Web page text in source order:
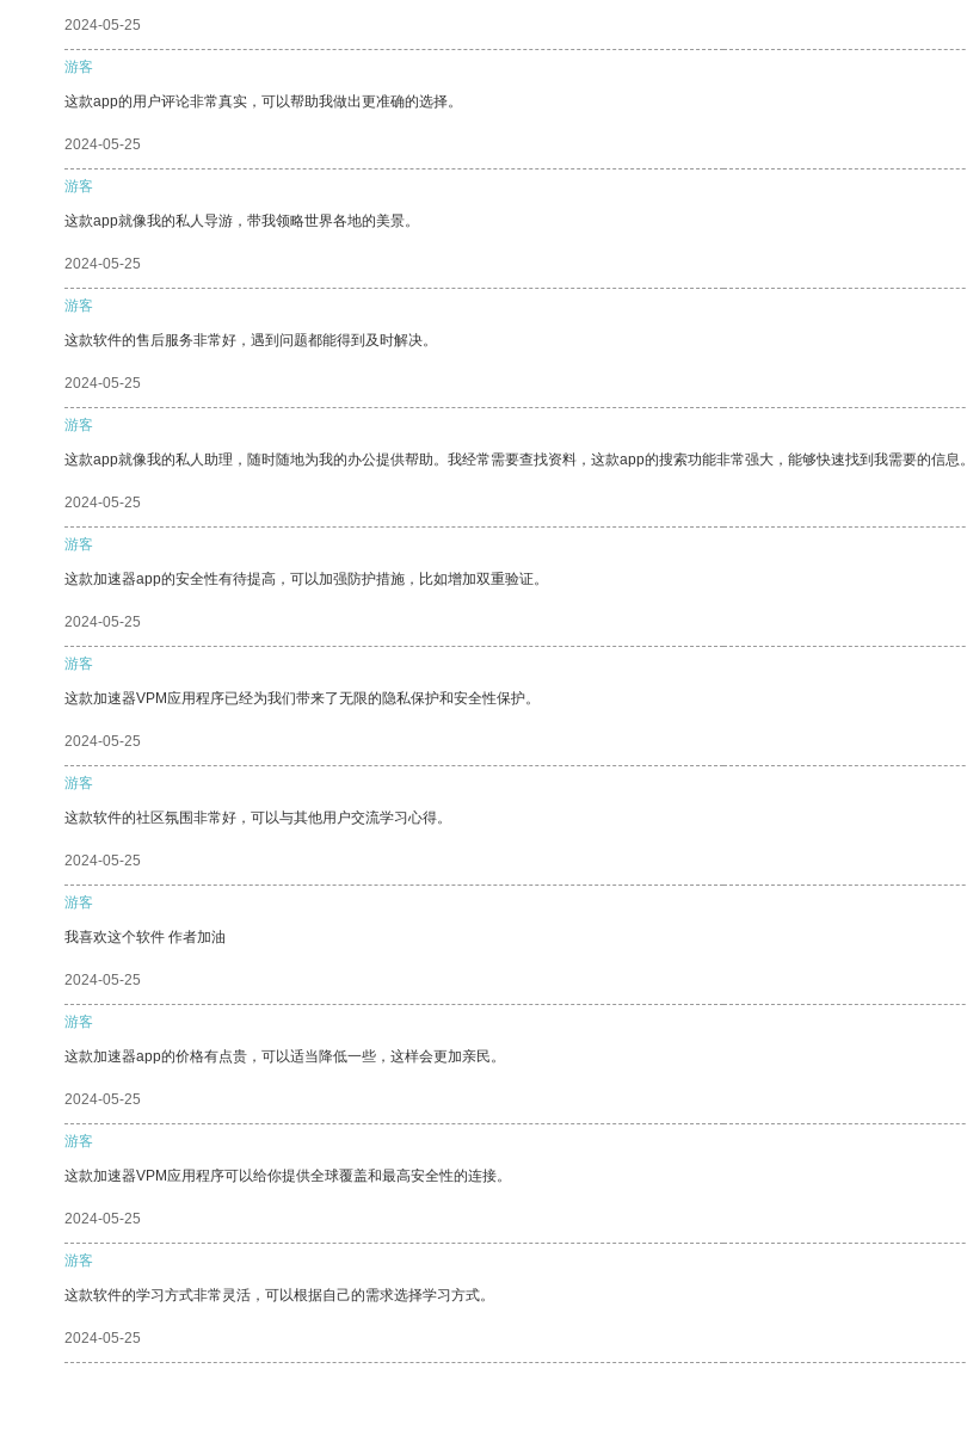
2024-05-25
游客
这款app的用户评论非常真实，可以帮助我做出更准确的选择。
2024-05-25
游客
这款app就像我的私人导游，带我领略世界各地的美景。
2024-05-25
游客
这款软件的售后服务非常好，遇到问题都能得到及时解决。
2024-05-25
游客
这款app就像我的私人助理，随时随地为我的办公提供帮助。我经常需要查找资料，这款app的搜索功能非常强大，能够快速找到我需要的信息。
2024-05-25
游客
这款加速器app的安全性有待提高，可以加强防护措施，比如增加双重验证。
2024-05-25
游客
这款加速器VPM应用程序已经为我们带来了无限的隐私保护和安全性保护。
2024-05-25
游客
这款软件的社区氛围非常好，可以与其他用户交流学习心得。
2024-05-25
游客
我喜欢这个软件 作者加油
2024-05-25
游客
这款加速器app的价格有点贵，可以适当降低一些，这样会更加亲民。
2024-05-25
游客
这款加速器VPM应用程序可以给你提供全球覆盖和最高安全性的连接。
2024-05-25
游客
这款软件的学习方式非常灵活，可以根据自己的需求选择学习方式。
2024-05-25